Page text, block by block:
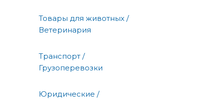
Товары для животных /
Ветеринария
Транспорт /
Грузоперевозки
Юридические /